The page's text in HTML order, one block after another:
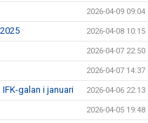
2026-04-09 09:04
2026-04-08 10:15
2026-04-07 22:50
2026-04-07 14:37
galan i januari 2026-04-06 22:13
2026-04-05 19:48